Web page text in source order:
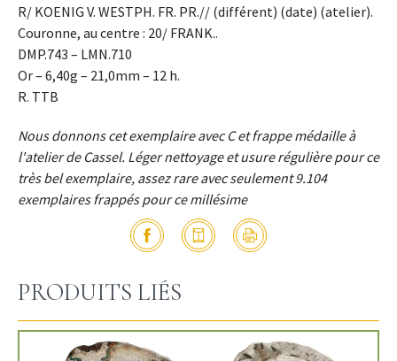
R/ KOENIG V. WESTPH. FR. PR.// (différent) (date) (atelier).
Couronne, au centre : 20/ FRANK..
DMP.743 – LMN.710
Or – 6,40g – 21,0mm – 12 h.
R. TTB
Nous donnons cet exemplaire avec C et frappe médaille à
l'atelier de Cassel. Léger nettoyage et usure régulière pour ce
très bel exemplaire, assez rare avec seulement 9.104
exemplaires frappés pour ce millésime
PRODUITS LIÉS